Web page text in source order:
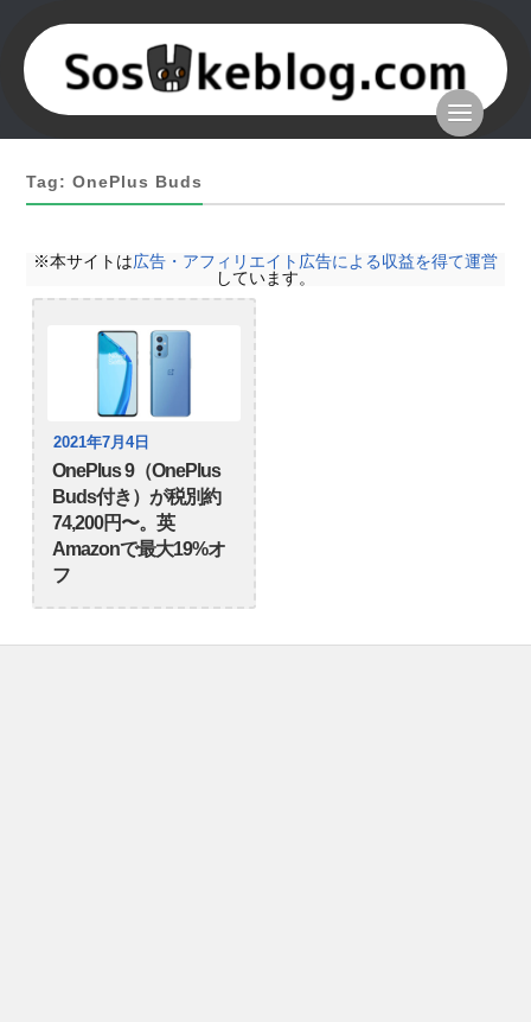
Tag: OnePlus Buds
※本サイトは広告・アフィリエイト広告による収益を得て運営
しています。
2021年7月4日
OnePlus 9（OnePlus
Buds付き）が税別約
74,200円〜。英
Amazonで最大19%オ
フ